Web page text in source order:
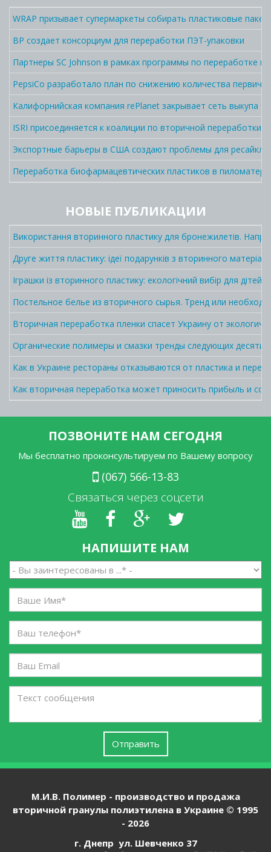
WRAP призывает супермаркеты собирать пластиковые
BP создает консорциум для переработки ПЭТ-упаковки
Партнеры SC Johnson в рамках программы по переработке
PepsiCo разработало план по снижению количества
Калифорнийская компания rePlanet закрывает сеть выкупа
ISRI присоединяется к коалиции по вторичной переработки
Экспортные барьеры в США создают проблемы для
Переработка биофармацевтических пластиков в
НОВЫЕ ПУБЛИКАЦИИ
Використання вторинного пластику для бронежилетів.
Друге життя пластику: ідеї подарунків з вторинного матеріалу
Іграшки із вторинного пластику: екологічний вибір для дітей
Постельное белье из вторичного сырья. Тренд или
Вторичная переработка пленки спасет Украину от
Органические полимеры и смазки тренды следующих
Как в Украине рестораны отказываются от пластика и
Как вторичная переработка может приносить прибыль и
ПОЗВОНИТЕ НАМ СЕГОДНЯ
Мы бесплатно проконсультируем по Вашему вопросу
(067) 566-13-83
Связаться через соцсети
НАПИШИТЕ НАМ
заинтересованы
в
*
*
*
Отправить
М.И.В. Полимер - производство и продажа
вторичной гранулы полиэтилена в Украине © 1995
- 2026
г. Днепр ул. Шевченко 37